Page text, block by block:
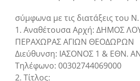
σύμφωνα με τις διατάξεις του
1. Αναθέτουσα Αρχή: ΔΗΜΟΣ
ΠΕΡΑΧΩΡΑΣ ΑΓΙΩΝ ΘΕΟΔΩΡΩΝ
Διεύθυνση: ΙΑΣΟΝΟΣ 1 & ΕΘΝ.
Τηλέφωνο: 00302744069000
2. Τίτλος: